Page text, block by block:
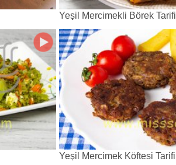
Yeşil Mercimekli Börek Tarifi
Yeşil Mercimek Köftesi Tarifi